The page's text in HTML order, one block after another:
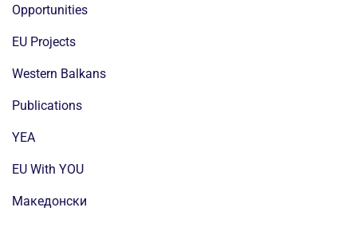
Opportunities
EU Projects
Western Balkans
Publications
YEA
EU With YOU
Mакедонски